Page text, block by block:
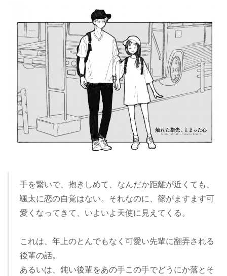
手を繋いで、抱きしめて、なんだか距離が近くても、
颯太に恋の自覚はない。それなのに、篠がますます可
愛くなってきて、いよいよ天使に見えてくる。
これは、年上のとんでもなく可愛い先輩に翻弄される
後輩の話。
あるいは、鈍い後輩をあの手この手でどうにか落とそ